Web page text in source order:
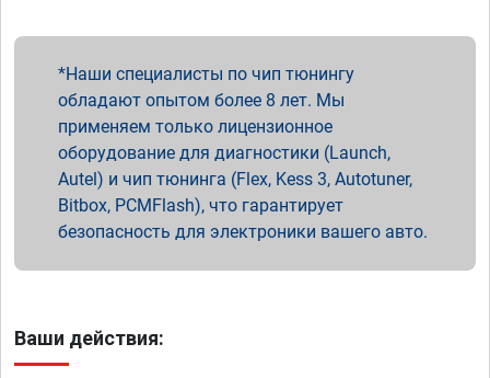
Наши специалисты по чип тюнингу
обладают опытом более 8 лет. Мы
применяем только лицензионное
оборудование для диагностики (Launch,
Autel) и чип тюнинга (Flex, Kess 3, Autotuner,
Bitbox, PCMFlash), что гарантирует
безопасность для электроники вашего авто.
Ваши действия: